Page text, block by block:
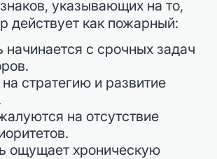
указывающих на то,
действует как пожарный:
с срочных задач
стратегию и развитие
на отсутствие
ощущает хроническую